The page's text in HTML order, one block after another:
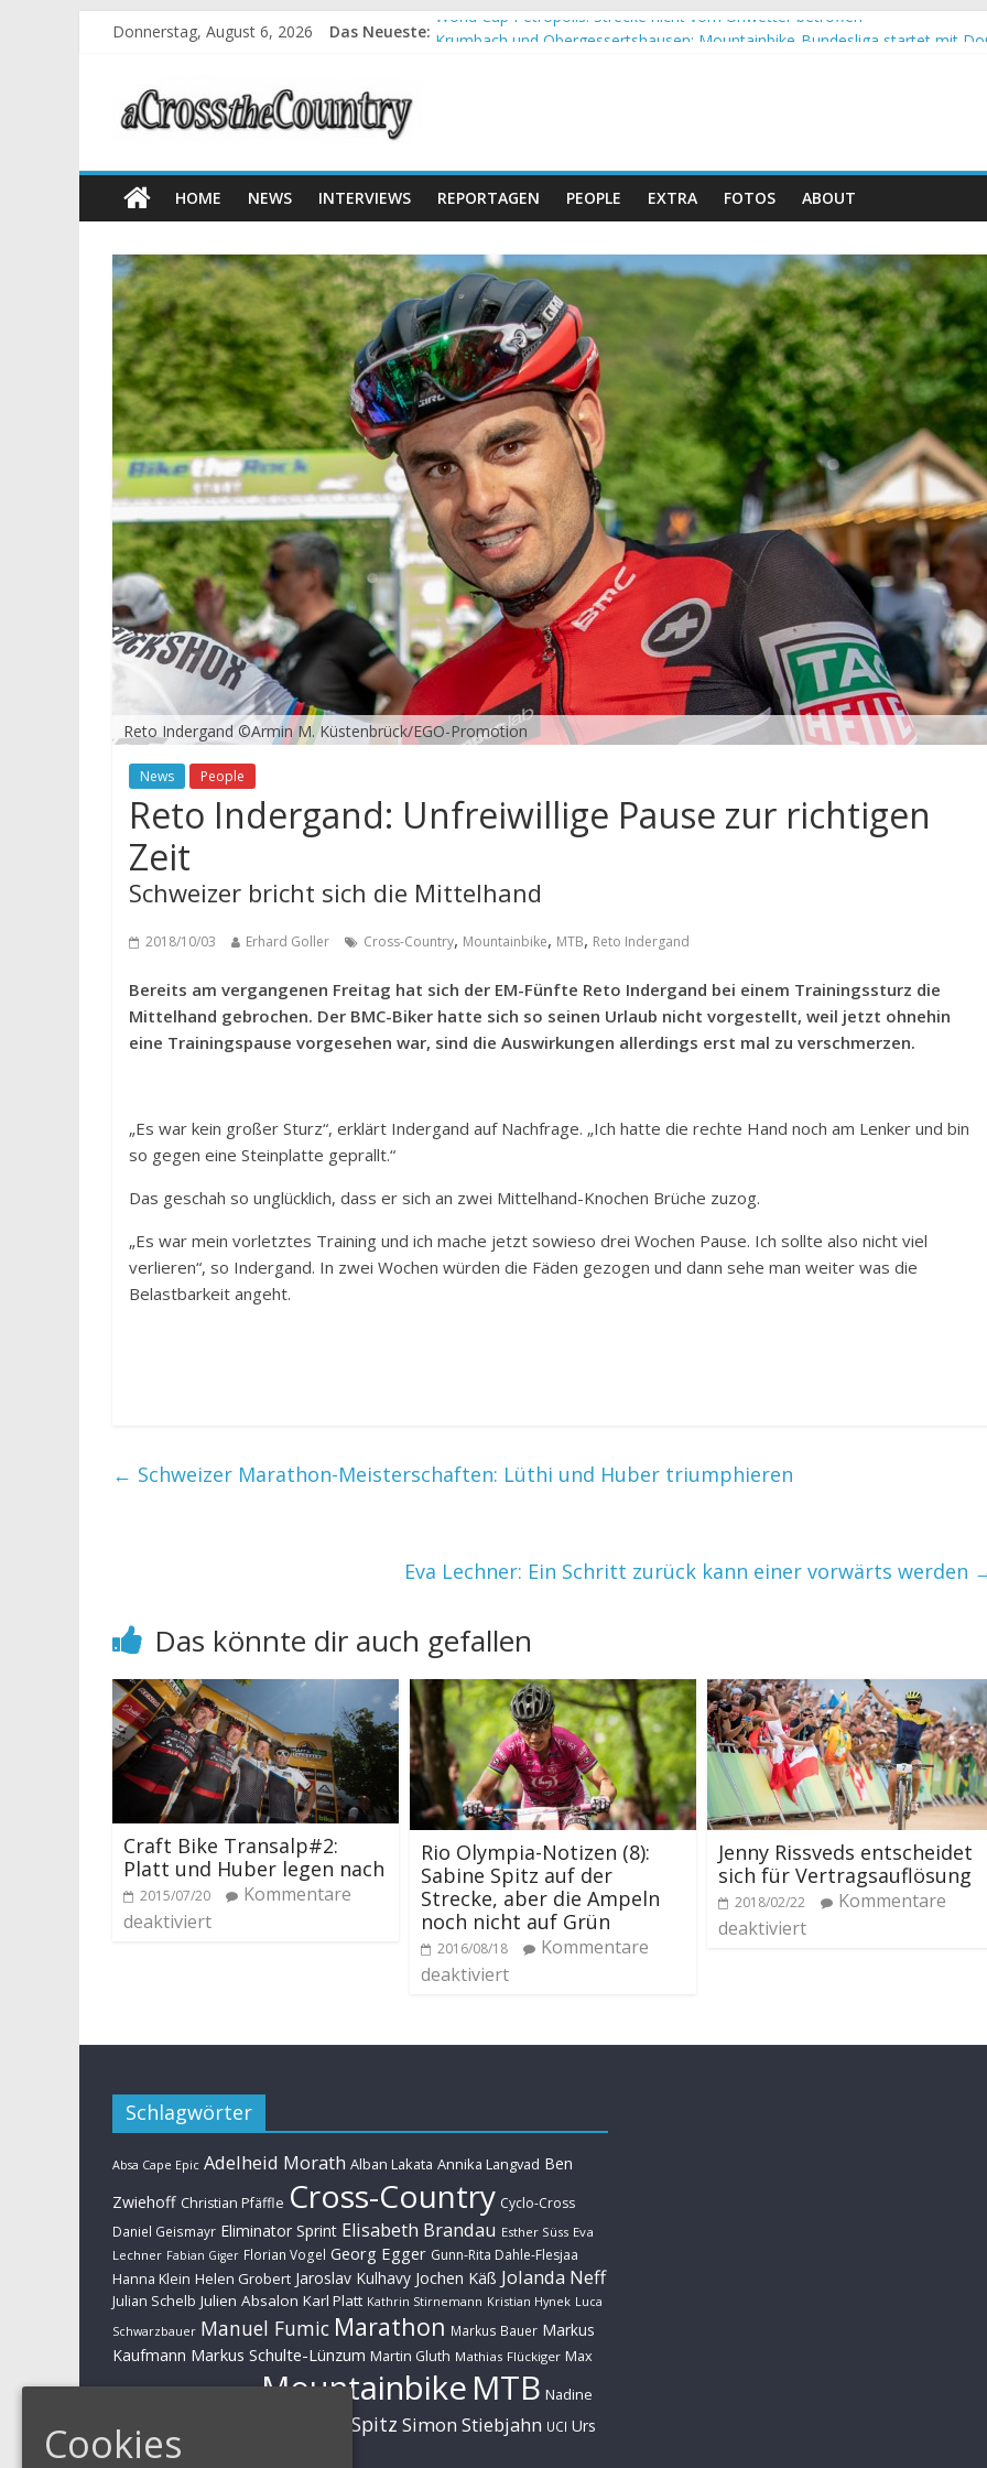
Donnerstag, August 6, 2026 Das Neueste: World Cup Petropolis: Strecke nicht vom Unwetter betroffen
HOME NEWS INTERVIEWS REPORTAGEN PEOPLE EXTRA FOTOS ABOUT
Reto Indergand ©Armin M. Küstenbrück/EGO-Promotion
News People
Reto Indergand: Unfreiwillige Pause zur richtigen
Zeit
Schweizer bricht sich die Mittelhand
2018/10/03 Erhard Goller Cross-Country, Mountainbike, MTB, Reto Indergand
Bereits am vergangenen Freitag hat sich der EM-Fünfte Reto Indergand bei einem Trainingssturz die
Mittelhand gebrochen. Der BMC-Biker hatte sich so seinen Urlaub nicht vorgestellt, weil jetzt ohnehin
eine Trainingspause vorgesehen war, sind die Auswirkungen allerdings erst mal zu verschmerzen.
„Es war kein großer Sturz“, erklärt Indergand auf Nachfrage. „Ich hatte die rechte Hand noch am Lenker und bin
so gegen eine Steinplatte geprallt.“
Das geschah so unglücklich, dass er sich an zwei Mittelhand-Knochen Brüche zuzog.
„Es war mein vorletztes Training und ich mache jetzt sowieso drei Wochen Pause. Ich sollte also nicht viel
verlieren“, so Indergand. In zwei Wochen würden die Fäden gezogen und dann sehe man weiter was die
Belastbarkeit angeht.
← Schweizer Marathon-Meisterschaften: Lüthi und Huber triumphieren
Eva Lechner: Ein Schritt zurück kann einer vorwärts werden
Das könnte dir auch gefallen
Craft Bike Transalp#2:
Platt und Huber legen nach
2015/07/20
Kommentare
deaktiviert
Rio Olympia-Notizen (8):
Sabine Spitz auf der
Strecke, aber die Ampeln
noch nicht auf Grün
2016/08/18
Kommentare
deaktiviert
Jenny Rissveds entscheidet
sich für Vertragsauflösung
2018/02/22
Kommentare
deaktiviert
Schlagwörter
Absa Cape Epic Adelheid Morath Alban Lakata Annika Langvad Ben
Zwiehoff Christian Pfäffle Cross-Country Cyclo-Cross
Daniel Geismayr Eliminator Sprint Elisabeth Brandau Esther Süss Eva
Lechner Fabian Giger Florian Vogel Georg Egger Gunn-Rita Dahle-Flesjaa
Hanna Klein Helen Grobert Jaroslav Kulhavy Jochen Käß Jolanda Neff
Julian Schelb Julien Absalon Karl Platt Kathrin Stirnemann Kristian Hynek Luca
Schwarzbauer Manuel Fumic Marathon Markus Bauer Markus
Kaufmann Markus Schulte-Lünzum Martin Gluth Mathias Flückiger Max
Moritz Milatz Mountainbike MTB Nadine
Rieder
Sabine Spitz Simon Stiebjahn UCI Urs
Huber
Cookies